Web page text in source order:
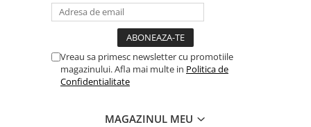
Vreau sa primesc newsletter cu promotiile
magazinului. Afla mai multe in Politica de
Confidentialitate
MAGAZINUL MEU